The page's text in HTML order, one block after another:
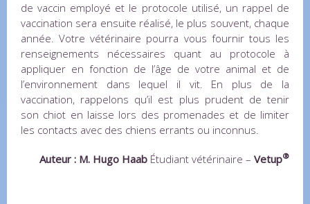
de vaccin employé et le protocole utilisé, un rappel de
vaccination sera ensuite réalisé, le plus souvent, chaque
année. Votre vétérinaire pourra vous fournir tous les
renseignements nécessaires quant au protocole à
appliquer en fonction de l’âge de votre animal et de
l’environnement dans lequel il vit. En plus de la
vaccination, rappelons qu’il est plus prudent de tenir
son chiot en laisse lors des promenades et de limiter
les contacts avec des chiens errants ou inconnus.
Auteur : M. Hugo Haab Étudiant vétérinaire – Vetup®